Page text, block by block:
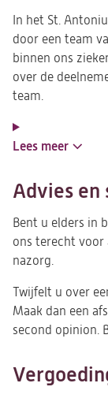
In het St.
door een team
binnen ons
over de
team.
Lees meer
Advies en
Bent u elders in
ons terecht voor
nazorg.
Twijfelt u over
Maak dan een
second opinion.